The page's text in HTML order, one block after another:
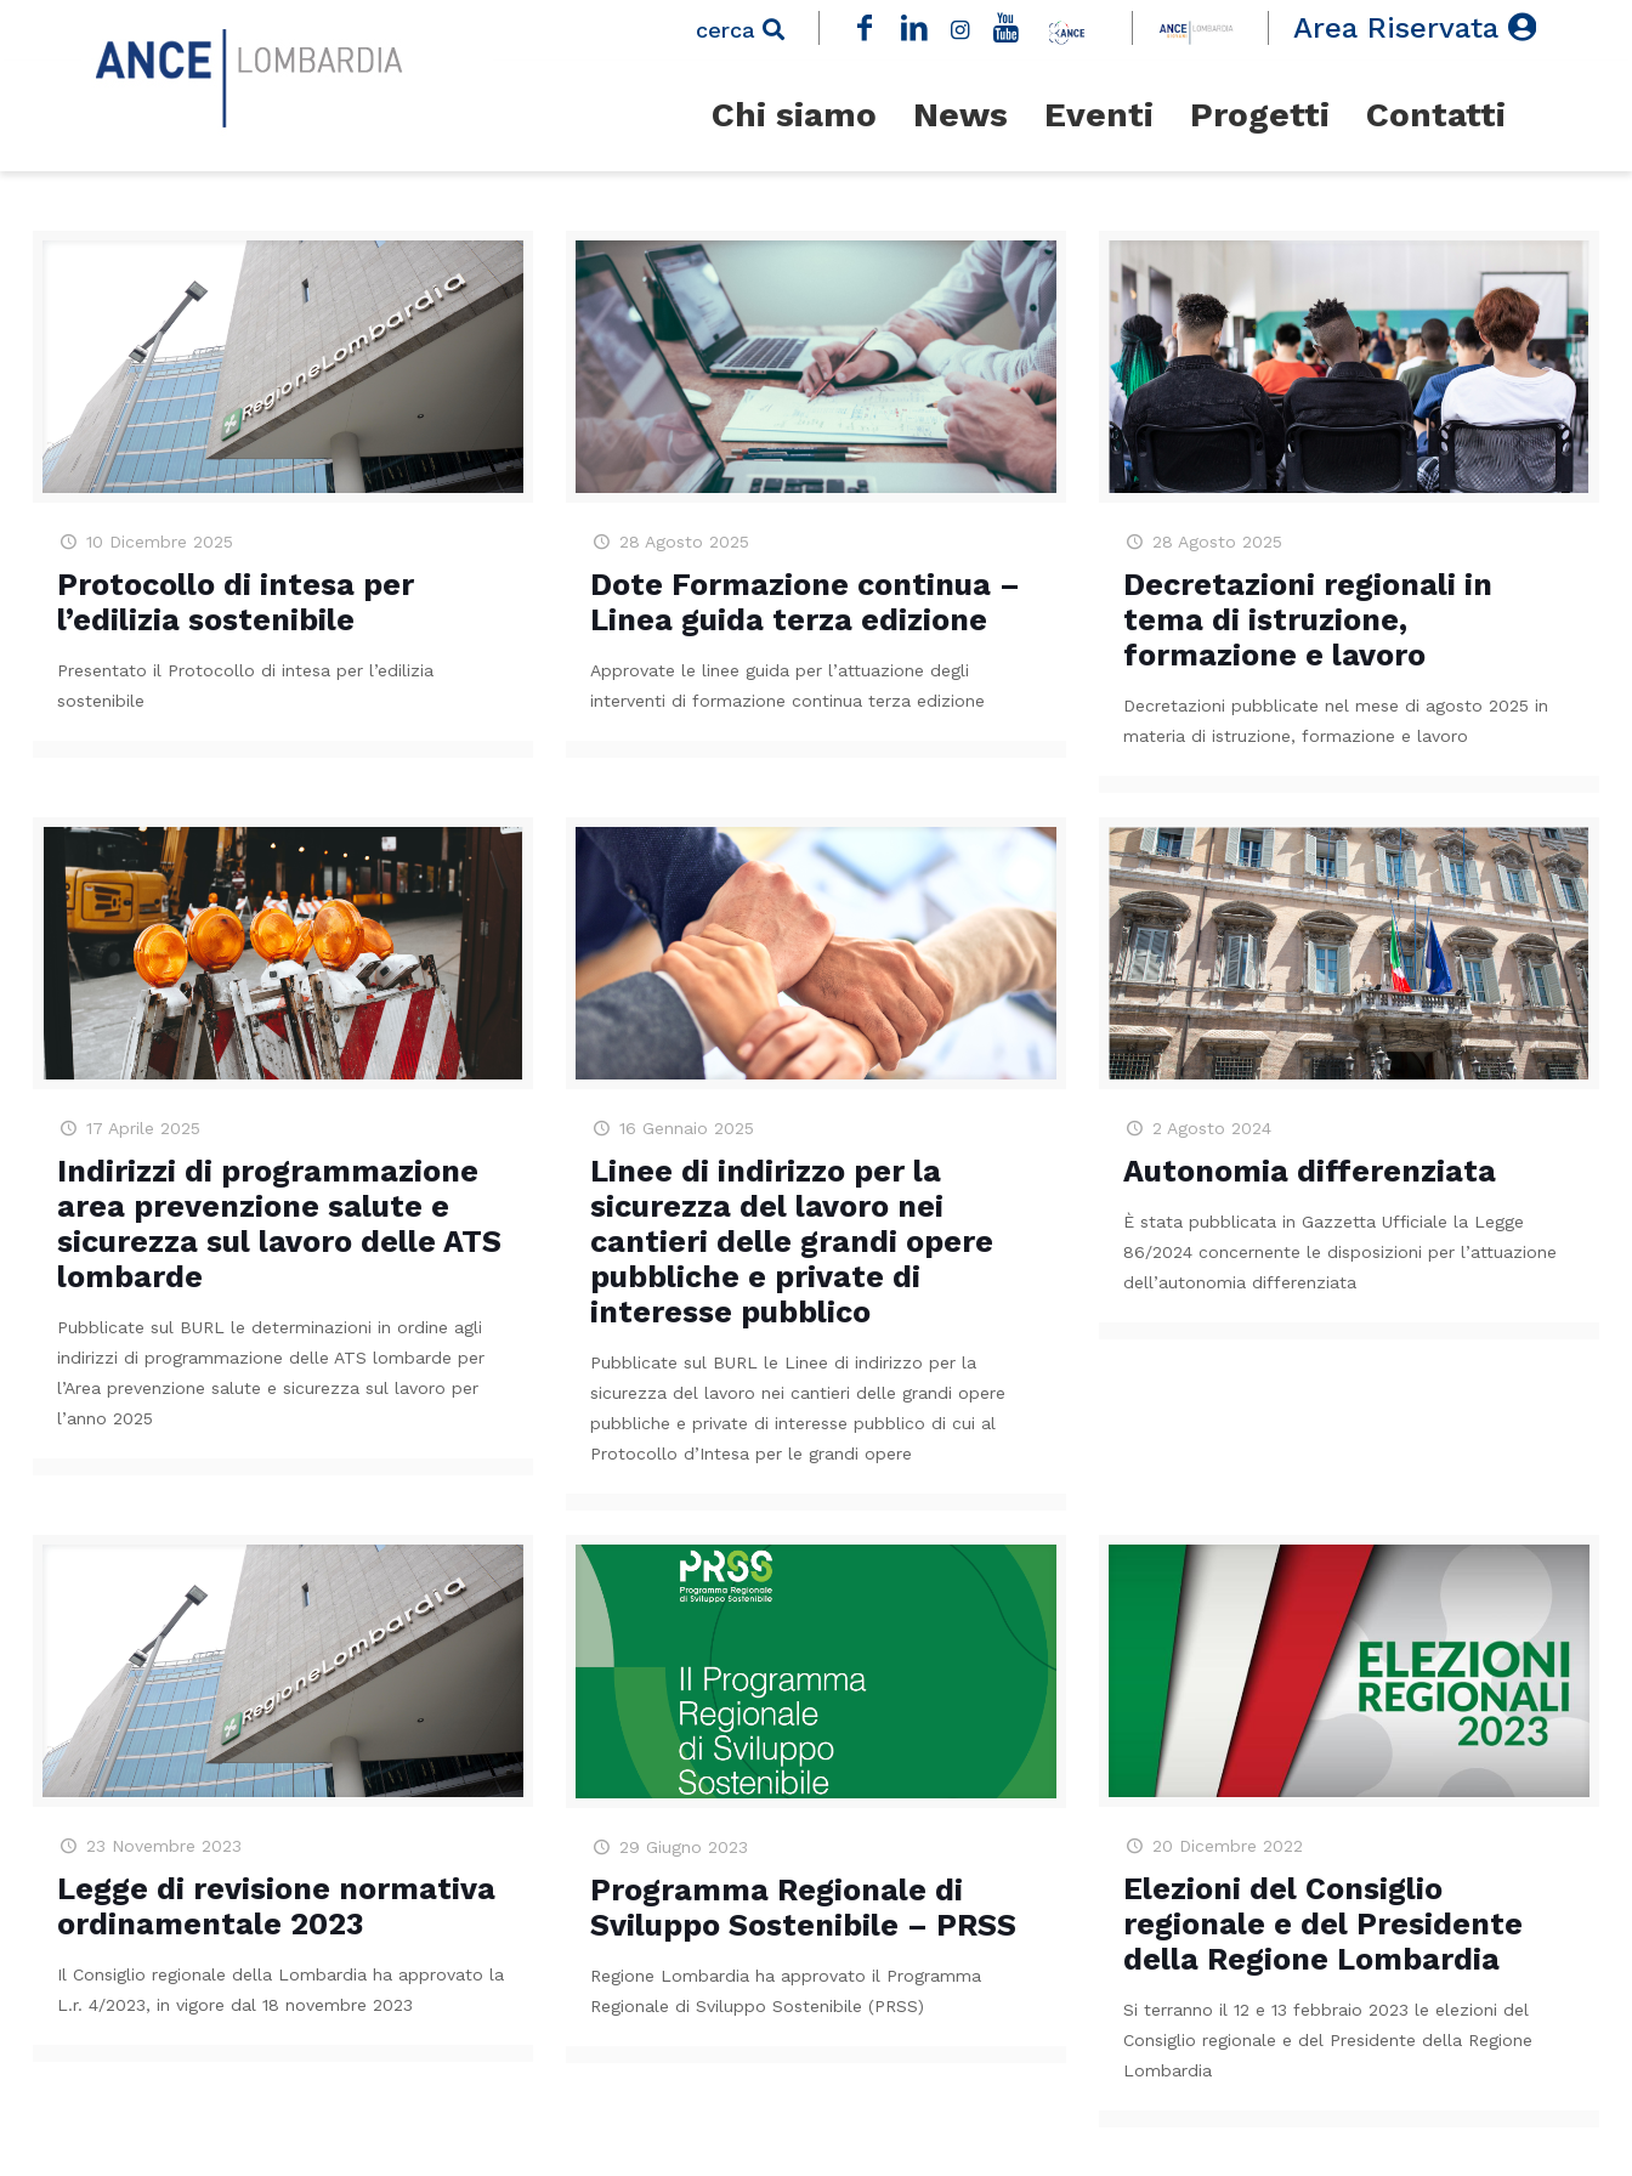
cerca Area Riservata
Chi siamo News Eventi Progetti Contatti
10 Dicembre 2025
Protocollo di intesa per
l’edilizia sostenibile
Presentato il Protocollo di intesa per l’edilizia
sostenibile
28 Agosto 2025
Dote Formazione continua –
Linea guida terza edizione
Approvate le linee guida per l’attuazione degli
interventi di formazione continua terza edizione
28 Agosto 2025
Decretazioni regionali in
tema di istruzione,
formazione e lavoro
Decretazioni pubblicate nel mese di agosto 2025 in
materia di istruzione, formazione e lavoro
17 Aprile 2025
Indirizzi di programmazione
area prevenzione salute e
sicurezza sul lavoro delle ATS
lombarde
Pubblicate sul BURL le determinazioni in ordine agli
indirizzi di programmazione delle ATS lombarde per
l’Area prevenzione salute e sicurezza sul lavoro per
l’anno 2025
16 Gennaio 2025
Linee di indirizzo per la
sicurezza del lavoro nei
cantieri delle grandi opere
pubbliche e private di
interesse pubblico
Pubblicate sul BURL le Linee di indirizzo per la
sicurezza del lavoro nei cantieri delle grandi opere
pubbliche e private di interesse pubblico di cui al
Protocollo d’Intesa per le grandi opere
2 Agosto 2024
Autonomia differenziata
È stata pubblicata in Gazzetta Ufficiale la Legge
86/2024 concernente le disposizioni per l’attuazione
dell’autonomia differenziata
23 Novembre 2023
Legge di revisione normativa
ordinamentale 2023
Il Consiglio regionale della Lombardia ha approvato la
L.r. 4/2023, in vigore dal 18 novembre 2023
29 Giugno 2023
Programma Regionale di
Sviluppo Sostenibile – PRSS
Regione Lombardia ha approvato il Programma
Regionale di Sviluppo Sostenibile (PRSS)
20 Dicembre 2022
Elezioni del Consiglio
regionale e del Presidente
della Regione Lombardia
Si terranno il 12 e 13 febbraio 2023 le elezioni del
Consiglio regionale e del Presidente della Regione
Lombardia